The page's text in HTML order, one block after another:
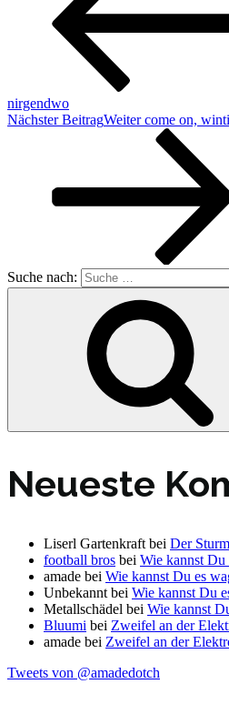
nirgendwo
Nächster BeitragWeiter come on,
Suche nach:
Neueste
Liserl Gartenkraft bei Der
football bros bei Wie kannst Du
amade bei Wie kannst Du es
Unbekannt bei Wie kannst Du
Metallschädel bei Wie kannst
Bluumi bei Zweifel an der
amade bei Zweifel an der
Tweets von @amadedotch